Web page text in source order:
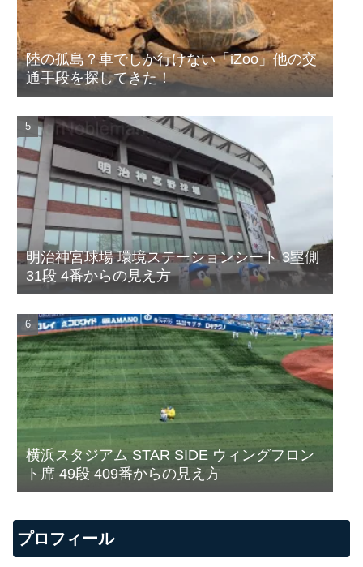
陸の孤島？車でしか行けない「iZoo」他の交
通手段を探してきた！
明治神宮球場 環境ステーションシート 3塁側
31段 4番からの見え方
横浜スタジアム STAR SIDE ウィングフロン
ト席 49段 409番からの見え方
プロフィール